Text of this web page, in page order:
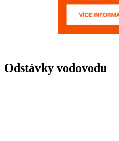
Odstávky vodovodu